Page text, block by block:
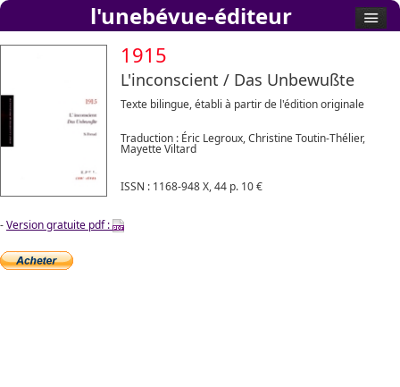
1915
L'inconscient / Das Unbewußte
Texte bilingue, établi à partir de l'édition originale
Traduction : Éric Legroux, Christine Toutin-Thélier,
Mayette Viltard
ISSN : 1168-948 X, 44 p. 10 €
-Version gratuite pdf :
l'unebévue-éditeur